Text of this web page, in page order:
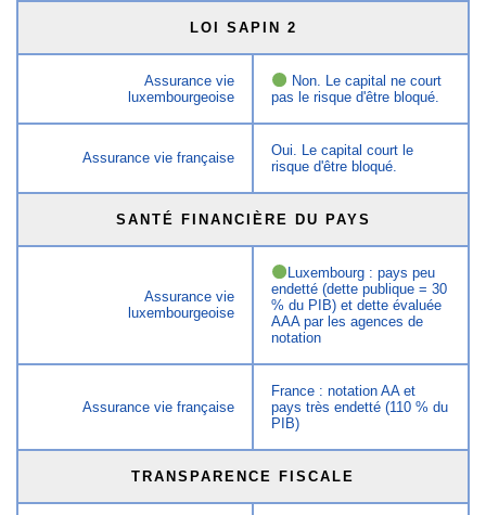
LOI SAPIN 2
Assurance vie
luxembourgeoise
Non. Le capital ne court
pas le risque d'être bloqué.
Assurance vie française
Oui. Le capital court le
risque d'être bloqué.
SANTÉ FINANCIÈRE DU PAYS
Assurance vie
luxembourgeoise
Luxembourg : pays peu
endetté (dette publique = 30
% du PIB) et dette évaluée
AAA par les agences de
notation
Assurance vie française
France : notation AA et
pays très endetté (110 % du
PIB)
TRANSPARENCE FISCALE